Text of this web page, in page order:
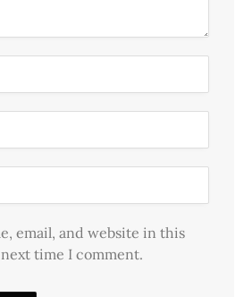
email, and website in this
time I comment.